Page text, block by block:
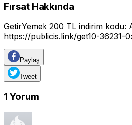
Fırsat Hakkında
GetirYemek 200 TL indirim kodu:
https://publicis.link/get10-36231-
Paylaş
Tweet
1 Yorum